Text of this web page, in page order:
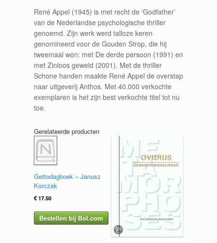
René Appel (1945) is met recht de ‘Godfather’
van de Nederlandse psychologische thriller
genoemd. Zijn werk werd talloze keren
genomineerd voor de Gouden Strop, die hij
tweemaal won: met De derde persoon (1991) en
met Zinloos geweld (2001). Met de thriller
Schone handen maakte René Appel de overstap
naar uitgeverij Anthos. Met 40.000 verkochte
exemplaren is het zijn best verkochte titel tot nu
toe.
Gerelateerde producten
Gettodagboek – Janusz
Korczak
€17.50
Bestellen bij Bol.com